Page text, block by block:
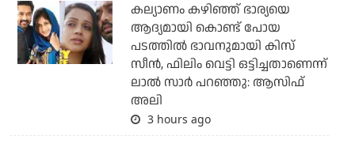
കല്യാണം കഴിഞ്ഞ് ഭാര്യയെ
ആദ്യമായി കൊണ്ട് പോയ
പടത്തില്‍ ഭാവനുമായി കിസ്
സീന്‍, ഫിലിം വെട്ടി ഒട്ടിച്ചതാണെന്ന്
ലാല്‍ സാര്‍ പറഞ്ഞു: ആസിഫ്
അലി
3 hours ago